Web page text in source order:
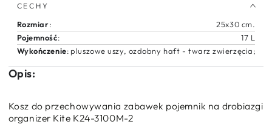
M
Kite
Cute
Cat
Cute
Cat
CECHY
Rozmiar:
25x30 cm.
Pojemność:
17 L
Wykończenie: pluszowe uszy, ozdobny haft - twarz zwierzęcia;
Opis:
Kosz do przechowywania zabawek pojemnik na drobiazgi
organizer Kite K24-3100M-2